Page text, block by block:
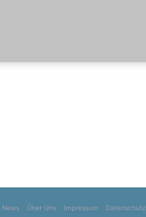
News Über Uns Impressum Datenschutz